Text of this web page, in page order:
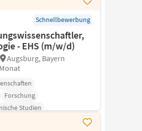
Schnellbewerbung
- EHS (m/w/d)
Augsburg, Bayern
Forschung
Studien